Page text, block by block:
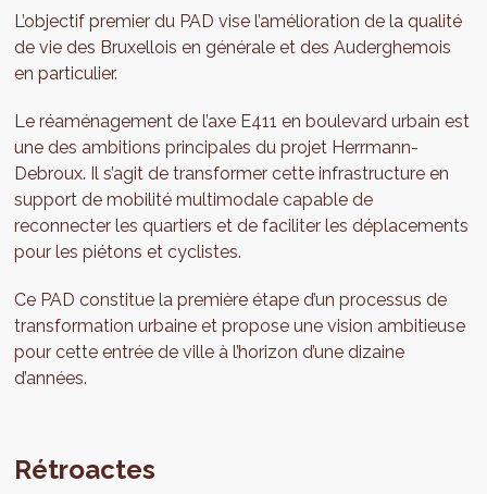
L’objectif premier du PAD vise l’amélioration de la qualité
de vie des Bruxellois en générale et des Auderghemois
en particulier.
Le réaménagement de l’axe E411 en boulevard urbain est
une des ambitions principales du projet Herrmann-
Debroux. Il s’agit de transformer cette infrastructure en
support de mobilité multimodale capable de
reconnecter les quartiers et de faciliter les déplacements
pour les piétons et cyclistes.
Ce PAD constitue la première étape d’un processus de
transformation urbaine et propose une vision ambitieuse
pour cette entrée de ville à l’horizon d’une dizaine
d’années.
Rétroactes